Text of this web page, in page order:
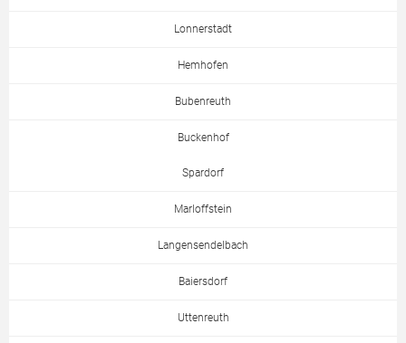
Lonnerstadt
Hemhofen
Bubenreuth
Buckenhof
Spardorf
Marloffstein
Langensendelbach
Baiersdorf
Uttenreuth